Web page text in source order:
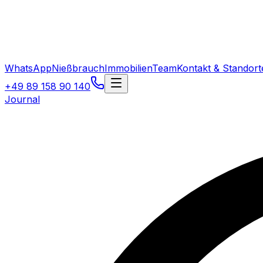
WhatsAppNießbrauchImmobilienTeamKontakt &
+49 89 158 90 140
Journal